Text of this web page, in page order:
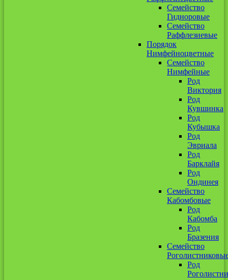
Семейство
Гидноровые
Семейство
Раффлезиевые
Порядок
Нимфейноцветные
Семейство
Нимфейные
Род
Виктория
Род
Кувшинка
Род
Кубышка
Род
Эвриала
Род
Барклайя
Род
Ондинея
Семейство
Кабомбовые
Род
Кабомба
Род
Бразения
Семейство
Род